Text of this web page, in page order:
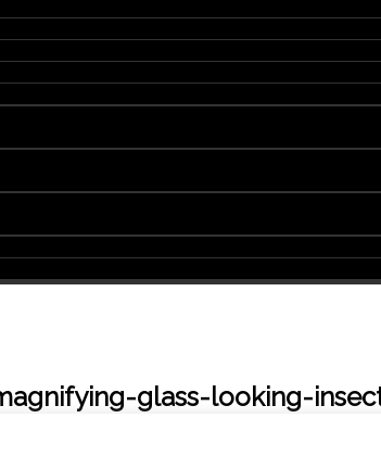
glass-looking-